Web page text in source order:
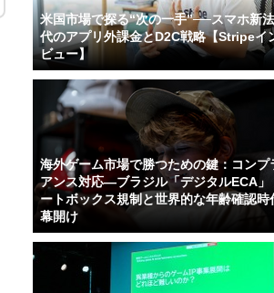
米国市場で探る“次の一手”──スマホ新
代のアプリ外課金とD2C戦略【Stripeイ
ビュー】
海外ゲーム市場で勝つための鍵：コンプ
アンス対応—ブラジル「デジタルECA
ートボックス規制と世界的な年齢確認時
幕開け